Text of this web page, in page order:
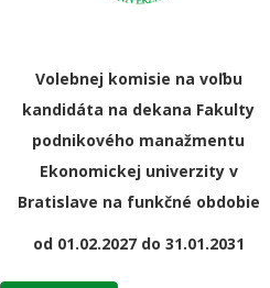
Volebnej komisie na voľbu
kandidáta na dekana Fakulty
podnikového manažmentu
Ekonomickej univerzity v
Bratislave na funkčné obdobie
od 01.02.2027 do 31.01.2031